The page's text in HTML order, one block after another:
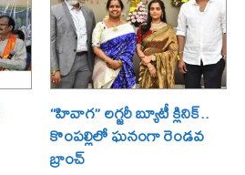
“హివాగ” లగ్జరీ బ్యూటీ క్లినిక్..
కొంపల్లిలో ఘనంగా రెండవ
బ్రాంచ్